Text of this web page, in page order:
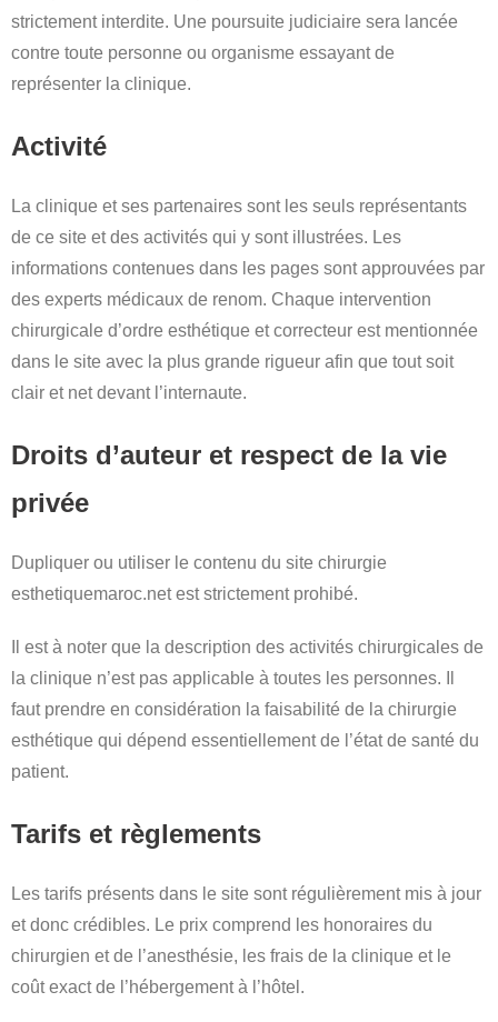
strictement interdite. Une poursuite judiciaire sera lancée
contre toute personne ou organisme essayant de
représenter la clinique.
Activité
La clinique et ses partenaires sont les seuls représentants
de ce site et des activités qui y sont illustrées. Les
informations contenues dans les pages sont approuvées par
des experts médicaux de renom. Chaque intervention
chirurgicale d’ordre esthétique et correcteur est mentionnée
dans le site avec la plus grande rigueur afin que tout soit
clair et net devant l’internaute.
Droits d’auteur et respect de la vie
privée
Dupliquer ou utiliser le contenu du site chirurgie
esthetiquemaroc.net est strictement prohibé.
Il est à noter que la description des activités chirurgicales de
la clinique n’est pas applicable à toutes les personnes. Il
faut prendre en considération la faisabilité de la chirurgie
esthétique qui dépend essentiellement de l’état de santé du
patient.
Tarifs et règlements
Les tarifs présents dans le site sont régulièrement mis à jour
et donc crédibles. Le prix comprend les honoraires du
chirurgien et de l’anesthésie, les frais de la clinique et le
coût exact de l’hébergement à l’hôtel.